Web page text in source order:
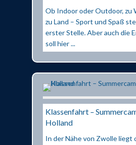
Ob Indoor oder Outdoor, zu
zu Land – Sport und Spaß
erster Stelle. Aber auch die
soll hier ...
Klassenfahrt –
Holland
In der Nähe von Zwolle liegt